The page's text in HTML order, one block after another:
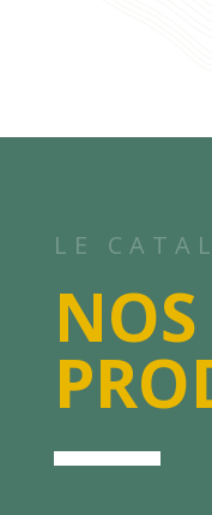
LE
NOS